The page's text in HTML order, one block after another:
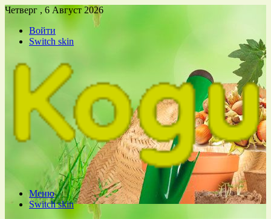
Четверг , 6 Август 2026
Войти
Switch skin
Меню
Switch skin